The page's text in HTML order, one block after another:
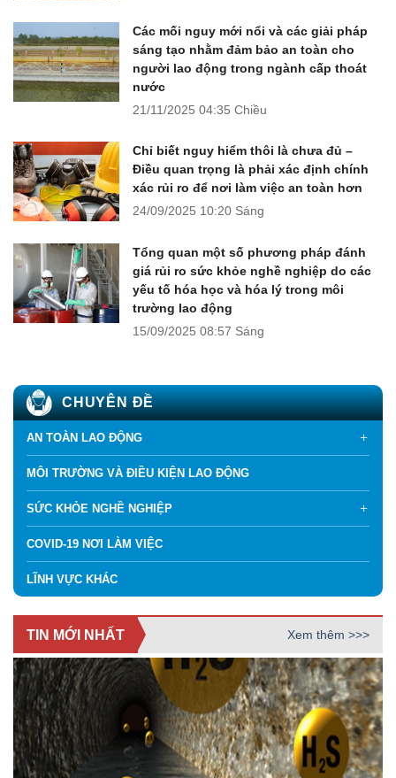
Các mối nguy mới nổi và các giải pháp
sáng tạo nhằm đảm bảo an toàn cho
người lao động trong ngành cấp thoát
nước
21/11/2025 04:35 Chiều
Chỉ biết nguy hiểm thôi là chưa đủ –
Điều quan trọng là phải xác định chính
xác rủi ro để nơi làm việc an toàn hơn
24/09/2025 10:20 Sáng
Tổng quan một số phương pháp đánh
giá rủi ro sức khỏe nghề nghiệp do các
yếu tố hóa học và hóa lý trong môi
trường lao động
15/09/2025 08:57 Sáng
CHUYÊN ĐỀ
AN TOÀN LAO ĐỘNG
MÔI TRƯỜNG VÀ ĐIỀU KIỆN LAO ĐỘNG
SỨC KHỎE NGHỀ NGHIỆP
COVID-19 NƠI LÀM VIỆC
LĨNH VỰC KHÁC
TIN MỚI NHẤT Xem thêm >>>